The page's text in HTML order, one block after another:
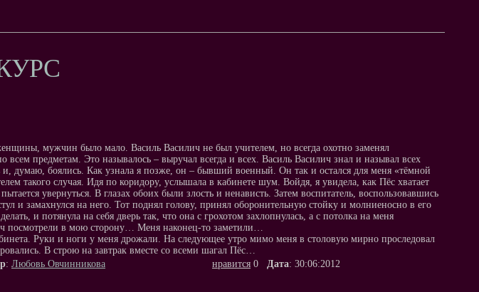
мужчин было мало. Василь Василич не был учителем, но всегда охотно заменял
предметам. Это называлось – выручал всегда и всех. Василь Василич знал и называл всех
и, думаю, боялись. Как узнала я позже, он – бывший военный. Он так и остался для меня «тёмной
такого случая. Идя по коридору, услышала в кабинете шум. Войдя, я увидела, как Пёс хватает
увернуться. В глазах обоих были злость и ненависть. Затем воспитатель, воспользовавшись
и замахнулся на него. Тот поднял голову, принял оборонительную стойку и молниеносно в его
и потянула на себя дверь так, что она с грохотом захлопнулась, а с потолка на меня
посмотрели в мою сторону… Меня наконец-то заметили…
Руки и ноги у меня дрожали. На следующее утро мимо меня в столовую мирно проследовал
В строю на завтрак вместе со всеми шагал Пёс…
: Любовь Овчинникова нравится 0 Дата: 30:06:2012